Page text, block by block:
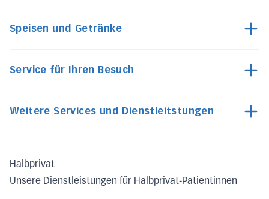
Speisen und Getränke
Service für Ihren Besuch
Weitere Services und Dienstleitstungen
Halbprivat
Unsere Dienstleistungen für Halbprivat-Patientinnen